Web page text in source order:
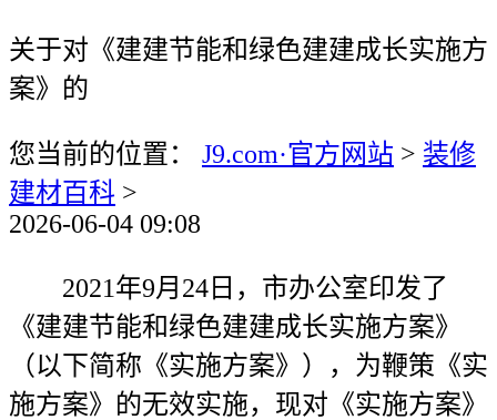
关于对《建建节能和绿色建建成长实施方
案》的
您当前的位置： J9.com·官方网站 > 装修
建材百科 >
2026-06-04 09:08
2021年9月24日，市办公室印发了
《建建节能和绿色建建成长实施方案》
（以下简称《实施方案》），为鞭策《实
施方案》的无效实施，现对《实施方案》